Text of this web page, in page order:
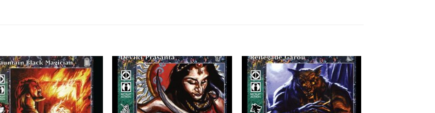
Add to
wishlist
Add to
wishlist
Add to
wishlist